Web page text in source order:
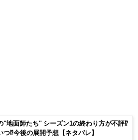
"地面師たち" シーズン1の終わり方が不評⁉
つ⁉今後の展開予想【ネタバレ】